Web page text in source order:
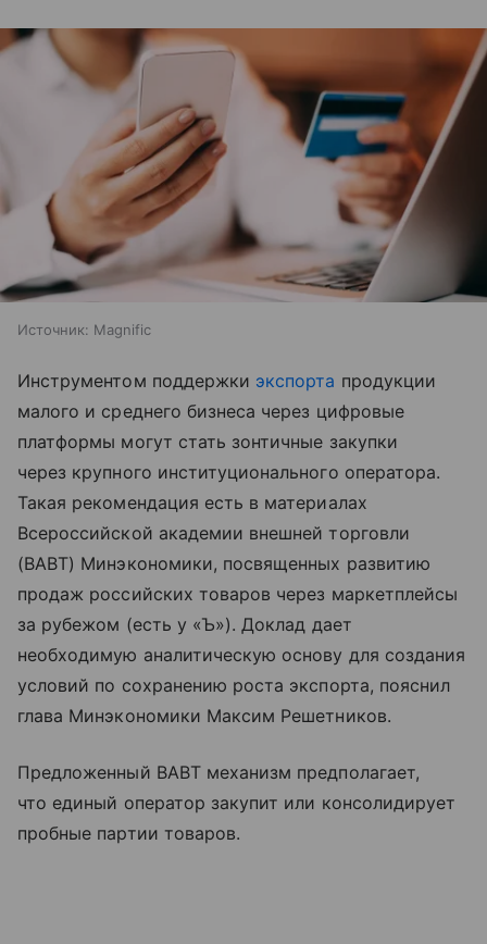
Источник: Magnific
Инструментом поддержки экспорта продукции
малого и среднего бизнеса через цифровые
платформы могут стать зонтичные закупки
через крупного институционального оператора.
Такая рекомендация есть в материалах
Всероссийской академии внешней торговли
(ВАВТ) Минэкономики, посвященных развитию
продаж российских товаров через маркетплейсы
за рубежом (есть у «Ъ»). Доклад дает
необходимую аналитическую основу для создания
условий по сохранению роста экспорта, пояснил
глава Минэкономики Максим Решетников.
Предложенный ВАВТ механизм предполагает,
что единый оператор закупит или консолидирует
пробные партии товаров.